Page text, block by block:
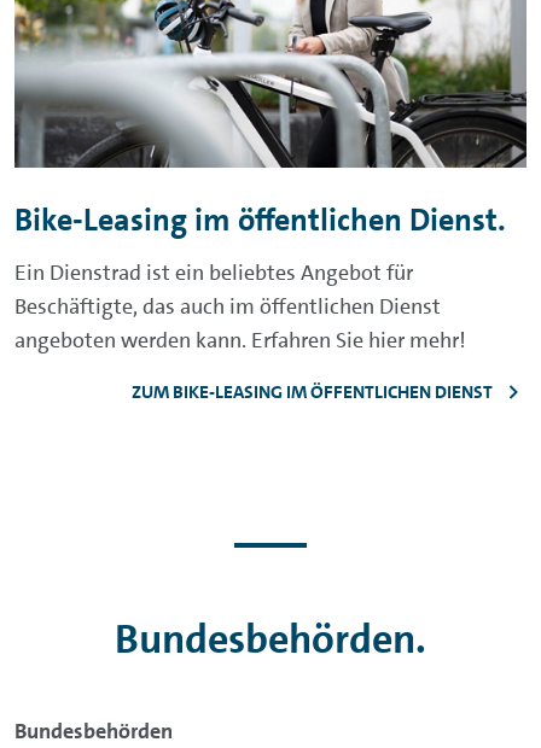
Bike-Leasing im öffentlichen Dienst.
Ein Dienstrad ist ein beliebtes Angebot für
Beschäftigte, das auch im öffentlichen Dienst
angeboten werden kann. Erfahren Sie hier mehr!
ZUM BIKE-LEASING IM ÖFFENTLICHEN DIENST
Bundesbehörden.
Bundesbehörden